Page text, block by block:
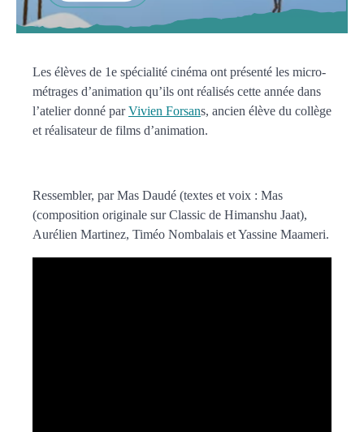
Les élèves de 1e spécialité cinéma ont présenté les micro-
métrages d’animation qu’ils ont réalisés cette année dans
l’atelier donné parVivien Forsans, ancien élève du collège
et réalisateur de films d’animation.
Ressembler, par Mas Daudé (textes et voix : Mas
(composition originale sur Classic de Himanshu Jaat),
Aurélien Martinez, Timéo Nombalais et Yassine Maameri.